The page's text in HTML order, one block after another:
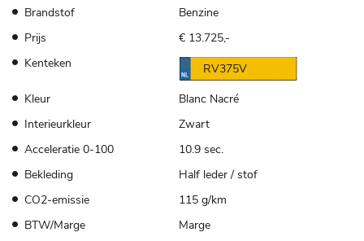
Brandstof
Benzine
Prijs
€ 13.725,-
Kenteken
RV375V
Kleur
Blanc Nacré
Interieurkleur
Zwart
Acceleratie 0-100
10.9 sec.
Bekleding
Half leder / stof
CO2-emissie
115 g/km
BTW/Marge
Marge